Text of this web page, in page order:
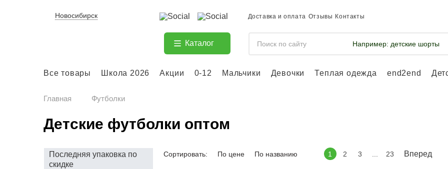
Новосибирск Доставка и оплата Отзывы Контакты
Каталог Например: детские шорты
Все товары Школа 2026 Акции 0-12 Мальчики Девочки Теплая одежда end2end
Главная Футболки
Детские футболки оптом
последняя упаковка по
скидке
Сортировать: По цене По названию 1 2 3 23 Вперед